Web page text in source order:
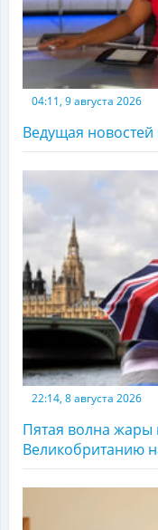
04:11, 9 августа 2026
Ведущая
22:14, 8 августа 2026
Пятая волна жары
Великобританию